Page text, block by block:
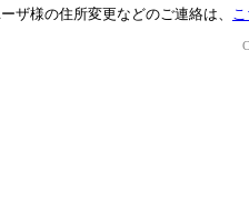
ザ様の住所変更などのご連絡は、